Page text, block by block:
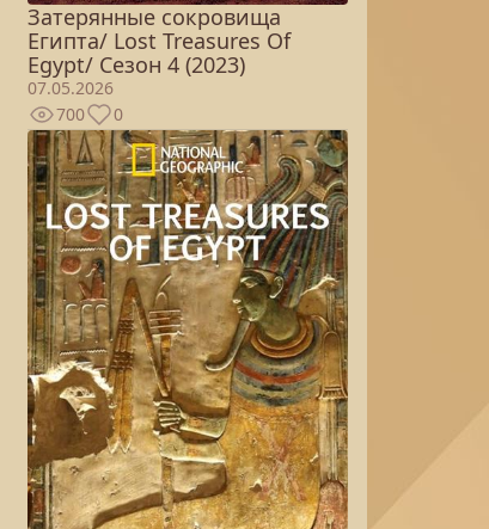
Затерянные сокровища
Египта/ Lost Treasures Of
Egypt/ Сезон 4 (2023)
07.05.2026
700
0